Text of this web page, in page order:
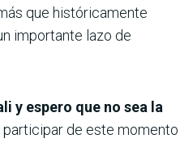
que históricamente
importante lazo de
y espero que no sea la
de este momento